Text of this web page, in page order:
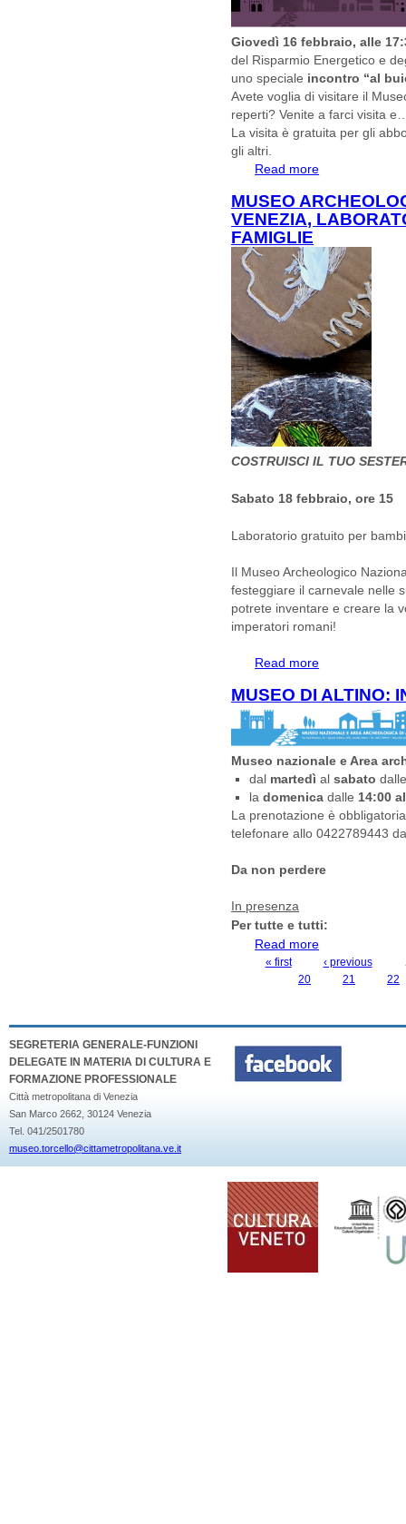
Giovedì 16 febbraio, alle
del Risparmio Energetico e
uno speciale incontro “al
Avete voglia di visitare il
reperti? Venite a farci visita
La visita è gratuita per gli
gli altri.
Read more
MUSEO
VENEZIA,
FAMIGLIE
COSTRUISCI IL TUO
Sabato 18 febbraio, ore 15
Laboratorio gratuito per
Il Museo Archeologico
festeggiare il carnevale nelle
potrete inventare e creare la
imperatori romani!
Read more
MUSEO DI ALTINO:
Museo nazionale e Area
dal martedì alsabato
la domenicadalle 14:00
La prenotazione è
telefonare allo 0422789443
Da non perdere
In presenza
Per tutte e tutti:
Read more
« first ‹ previous
20
21 22
SEGRETERIA GENERALE-FUNZIONI
DELEGATE IN MATERIA DI CULTURA E
FORMAZIONE PROFESSIONALE
Città metropolitana di Venezia
San Marco 2662, 30124 Venezia
Tel. 041/2501780
museo.torcello@cittametropolitana.ve.it